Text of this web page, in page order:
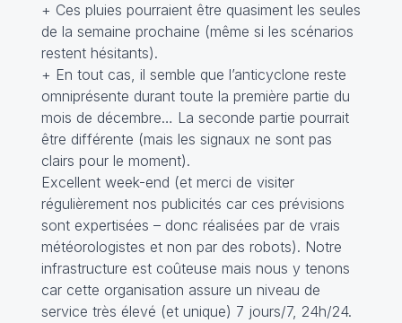
+ Ces pluies pourraient être quasiment les seules
de la semaine prochaine (même si les scénarios
restent hésitants).
+ En tout cas, il semble que l’anticyclone reste
omniprésente durant toute la première partie du
mois de décembre… La seconde partie pourrait
être différente (mais les signaux ne sont pas
clairs pour le moment).
Excellent week-end (et merci de visiter
régulièrement nos publicités car ces prévisions
sont expertisées – donc réalisées par de vrais
météorologistes et non par des robots). Notre
infrastructure est coûteuse mais nous y tenons
car cette organisation assure un niveau de
service très élevé (et unique) 7 jours/7, 24h/24.